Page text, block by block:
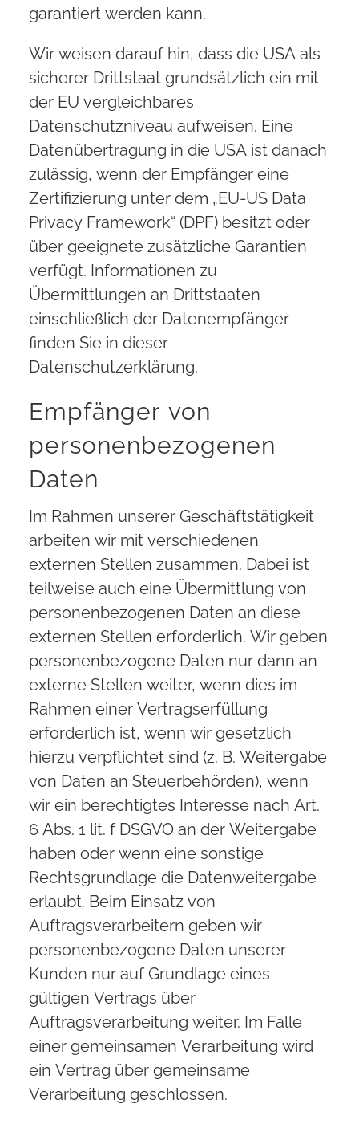
garantiert werden kann.
Wir weisen darauf hin, dass die USA als
sicherer Drittstaat grundsätzlich ein mit
der EU vergleichbares
Datenschutzniveau aufweisen. Eine
Datenübertragung in die USA ist danach
zulässig, wenn der Empfänger eine
Zertifizierung unter dem „EU-US Data
Privacy Framework“ (DPF) besitzt oder
über geeignete zusätzliche Garantien
verfügt. Informationen zu
Übermittlungen an Drittstaaten
einschließlich der Datenempfänger
finden Sie in dieser
Datenschutzerklärung.
Empfänger von
personenbezogenen
Daten
Im Rahmen unserer Geschäftstätigkeit
arbeiten wir mit verschiedenen
externen Stellen zusammen. Dabei ist
teilweise auch eine Übermittlung von
personenbezogenen Daten an diese
externen Stellen erforderlich. Wir geben
personenbezogene Daten nur dann an
externe Stellen weiter, wenn dies im
Rahmen einer Vertragserfüllung
erforderlich ist, wenn wir gesetzlich
hierzu verpflichtet sind (z. B. Weitergabe
von Daten an Steuerbehörden), wenn
wir ein berechtigtes Interesse nach Art.
6 Abs. 1 lit. f DSGVO an der Weitergabe
haben oder wenn eine sonstige
Rechtsgrundlage die Datenweitergabe
erlaubt. Beim Einsatz von
Auftragsverarbeitern geben wir
personenbezogene Daten unserer
Kunden nur auf Grundlage eines
gültigen Vertrags über
Auftragsverarbeitung weiter. Im Falle
einer gemeinsamen Verarbeitung wird
ein Vertrag über gemeinsame
Verarbeitung geschlossen.